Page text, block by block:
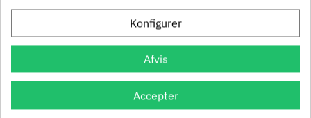
Se også disse alternativer i stedet
sort - Længde: 100 mm
Konfigurer
Afvis
Accepter